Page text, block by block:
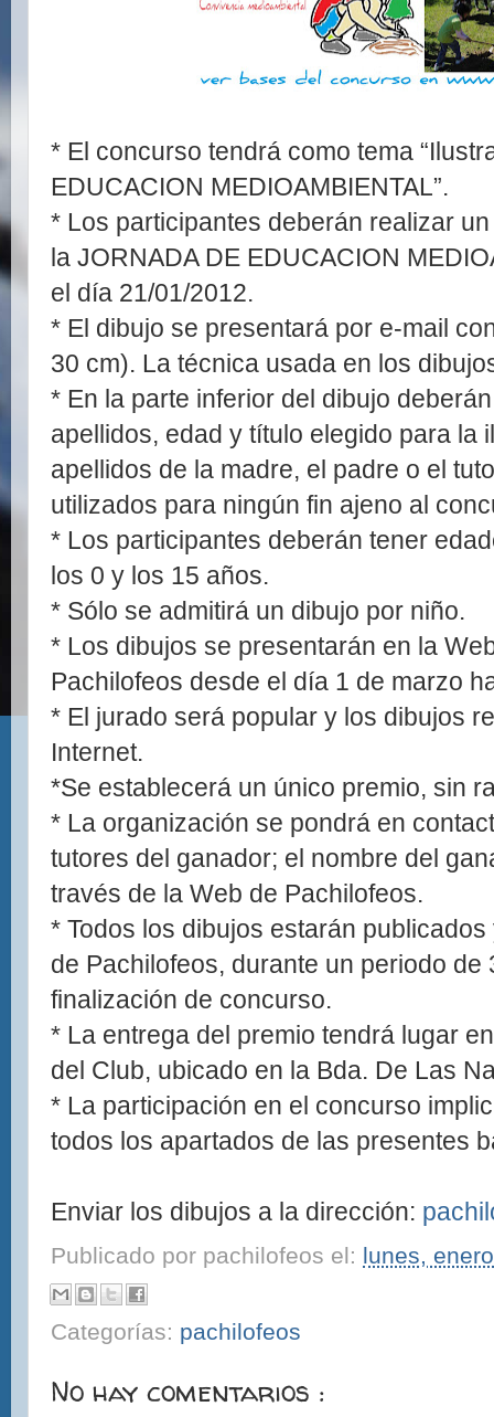
* El concurso tendrá como tema
EDUCACION MEDIOAMBIENTAL”.
* Los participantes deberán realizar
la JORNADA DE EDUCACION
el día 21/01/2012.
* El dibujo se presentará por e-mail
30 cm). La técnica usada en los
* En la parte inferior del dibujo
apellidos, edad y título elegido para la
apellidos de la madre, el padre o el
utilizados para ningún fin ajeno al
* Los participantes deberán tener
los 0 y los 15 años.
* Sólo se admitirá un dibujo por niño.
* Los dibujos se presentarán en la
Pachilofeos desde el día 1 de marzo
* El jurado será popular y los dibujos
Internet.
*Se establecerá un único premio, sin
* La organización se pondrá en
tutores del ganador; el nombre del
través de la Web de Pachilofeos.
* Todos los dibujos estarán
de Pachilofeos, durante un periodo de
finalización de concurso.
* La entrega del premio tendrá lugar
del Club, ubicado en la Bda. De Las
* La participación en el concurso
todos los apartados de las presentes
Enviar los dibujos a la dirección:
Publicado por pachilofeos el: lunes,
Categorías: pachilofeos
No hay comentarios :